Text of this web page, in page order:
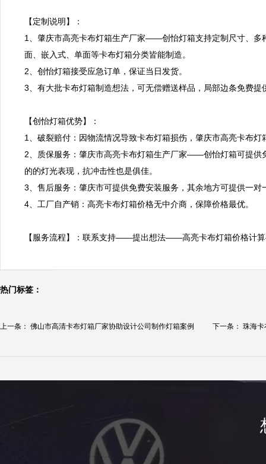
【定制说明】：
1、肇庆市高亮卡布灯箱生产厂家——创怡灯箱支持定制尺寸、多
面、嵌入式、单面等卡布灯箱分类皆能制造。
2、创怡灯箱接受应急订单，保证当日发货。
3、有大批卡布灯箱制造想法，可无偿赠送样品，局部边条免费提
【创怡灯箱优势】：
1、破裂赔付：因物流情况导致卡布灯箱损伤，肇庆市高亮卡布
2、质保服务：肇庆市高亮卡布灯箱生产厂家——创怡灯箱可提供
的的灯光表现，抗冲击性也是俱佳。
3、售后服务：肇庆市可提供免费安装服务，其余地方可提供一
4、工厂自产销：高亮卡布灯箱价格无中介商，保障价格最优。
【服务流程】：联系支持——提出想法——高亮卡布灯箱价格
热门标签：
上一条： 佛山市高清卡布灯箱厂家协助设计公司制作灯箱案例 下一条： 珠海卡